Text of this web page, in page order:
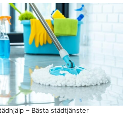
– Bästa städtjänster